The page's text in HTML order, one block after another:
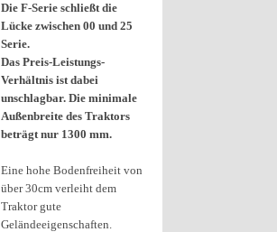
Die F-Serie schließt die
Lücke zwischen 00 und 25
Serie.
Das Preis-Leistungs-
Verhältnis ist dabei
unschlagbar. Die minimale
Außenbreite des Traktors
beträgt nur 1300 mm.
Eine hohe Bodenfreiheit von
über 30cm verleiht dem
Traktor gute
Geländeeigenschaften.